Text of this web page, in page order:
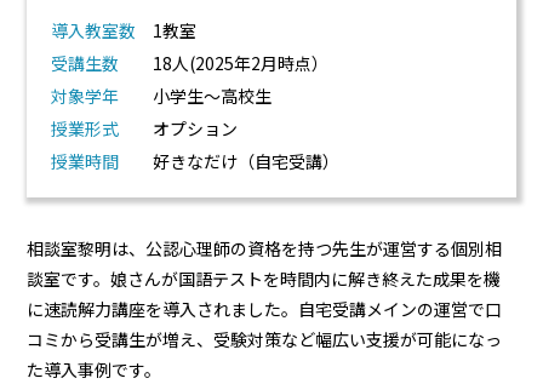
導入教室数
1教室
受講生数
18人(2025年2月時点）
対象学年
小学生～高校生
授業形式
オプション
授業時間
好きなだけ（自宅受講）
相談室黎明は、公認心理師の資格を持つ先生が運営する個別相
談室です。娘さんが国語テストを時間内に解き終えた成果を機
に速読解力講座を導入されました。自宅受講メインの運営で口
コミから受講生が増え、受験対策など幅広い支援が可能になっ
た導入事例です。